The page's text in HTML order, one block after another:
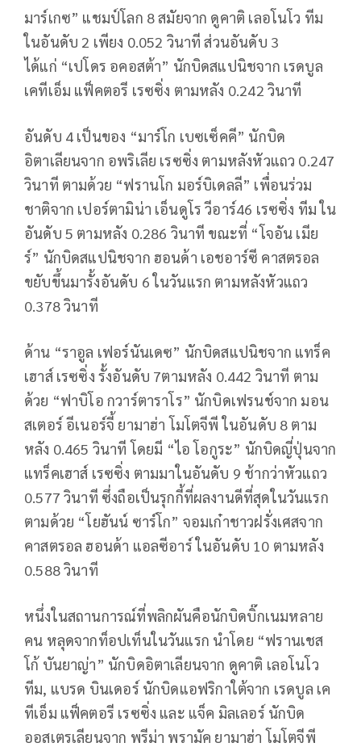
มาร์เกซ” แชมป์โลก 8 สมัยจาก ดูคาติ เลอโนโว ทีม
ในอันดับ 2 เพียง 0.052 วินาที ส่วนอันดับ 3
ได้แก่ “เปโดร อคอสต้า” นักบิดสแปนิชจาก เรดบูล
เคทีเอ็ม แฟ็คตอรี เรซซิ่ง ตามหลัง 0.242 วินาที
อันดับ 4 เป็นของ “มาร์โก เบซเซ็คคี” นักบิด
อิตาเลียนจาก อพริเลีย เรซซิ่ง ตามหลังหัวแถว 0.247
วินาที ตามด้วย “ฟรานโก มอร์บิเดลลี” เพื่อนร่วม
ชาติจาก เปอร์ตามิน่า เอ็นดูโร วีอาร์46 เรซซิ่ง ทีม ใน
อันดับ 5 ตามหลัง 0.286 วินาที ขณะที่ “โจอัน เมีย
ร์” นักบิดสแปนิชจาก ฮอนด้า เอชอาร์ซี คาสตรอล
ขยับขึ้นมารั้งอันดับ 6 ในวันแรก ตามหลังหัวแถว
0.378 วินาที
ด้าน “ราอูล เฟอร์นันเดซ” นักบิดสแปนิชจาก แทร็ค
เฮาส์ เรซซิ่ง รั้งอันดับ 7ตามหลัง 0.442 วินาที ตาม
ด้วย “ฟาบิโอ กวาร์ตาราโร” นักบิดเฟรนช์จาก มอน
สเตอร์ อีเนอร์จี้ ยามาฮ่า โมโตจีพี ในอันดับ 8 ตาม
หลัง 0.465 วินาที โดยมี “ไอ โอกูระ” นักบิดญี่ปุ่นจาก
แทร็คเฮาส์ เรซซิ่ง ตามมาในอันดับ 9 ช้ากว่าหัวแถว
0.577 วินาที ซึ่งถือเป็นรุกกี้ที่ผลงานดีที่สุดในวันแรก
ตามด้วย “โยฮันน์ ซาร์โก” จอมเก๋าชาวฝรั่งเศสจาก
คาสตรอล ฮอนด้า แอลซีอาร์ ในอันดับ 10 ตามหลัง
0.588 วินาที
หนึ่งในสถานการณ์ที่พลิกผันคือนักบิดบิ๊กเนมหลาย
คน หลุดจากท็อปเท็นในวันแรก นำโดย “ฟรานเชส
โก้ บันยาญ่า” นักบิดอิตาเลียนจาก ดูคาติ เลอโนโว
ทีม, แบรด บินเดอร์ นักบิดแอฟริกาใต้จาก เรดบูล เค
ทีเอ็ม แฟ็คตอรี เรซซิ่ง และ แจ็ค มิลเลอร์ นักบิด
ออสเตรเลียนจาก พรีม่า พรามัค ยามาฮ่า โมโตจีพี